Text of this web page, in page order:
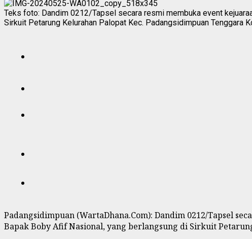
Teks foto: Dandim 0212/Tapsel secara resmi membuka event
Sirkuit Petarung Kelurahan Palopat Kec. Padangsidimpuan Tenggara
Padangsidimpuan (WartaDhana.Com): Dandim 0212/Tapsel
Bapak Boby Afif Nasional, yang berlangsung di Sirkuit